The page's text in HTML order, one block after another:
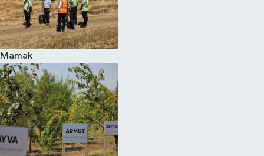
Mamak